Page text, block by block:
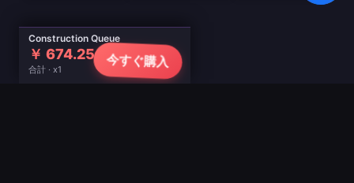
Construction Queue
￥ 674.25
合計 · x1
今すぐ購入